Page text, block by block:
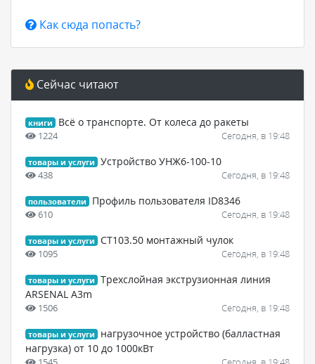
Как сюда попасть?
Сейчас читают
книги Всё о транспорте. От колеса до ракеты
1224 Сегодня, в 19:48
товары и услуги Устройство УНЖ6-100-10
438 Сегодня, в 19:48
пользователи Профиль пользователя ID8346
610 Сегодня, в 19:48
товары и услуги CT103.50 монтажный чулок
1095 Сегодня, в 19:48
товары и услуги
Трехслойная экструзионная линия
ARSENAL A3m
1506 Сегодня, в 19:48
товары и услуги
нагрузочное устройство (балластная
нагрузка) от 10 до 1000кВт